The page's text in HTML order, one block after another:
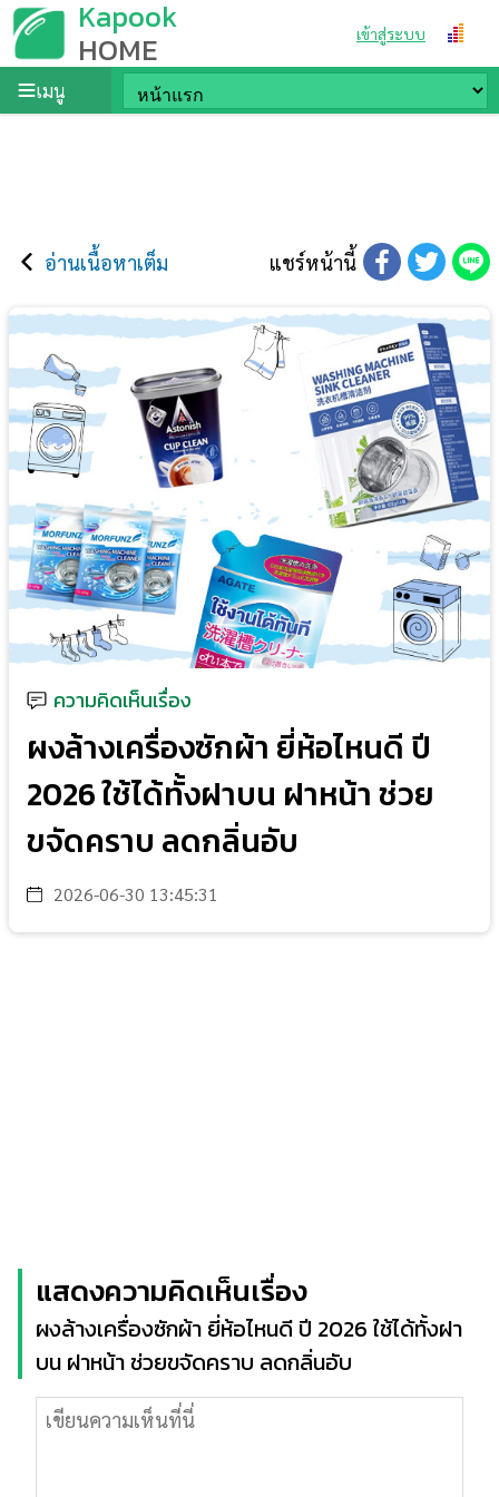
Kapook
HOME เข้าสู่ระบบ
เมนู
อ่านเนื้อหาเต็ม แชร์หน้านี้
ความคิดเห็นเรื่อง
ผงล้างเครื่องซักผ้า ยี่ห้อไหนดี ปี
2026 ใช้ได้ทั้งฝาบน ฝาหน้า ช่วย
ขจัดคราบ ลดกลิ่นอับ
2026-06-30 13:45:31
แสดงความคิดเห็นเรื่อง
ผงล้างเครื่องซักผ้า ยี่ห้อไหนดี ปี 2026 ใช้ได้ทั้งฝา
บน ฝาหน้า ช่วยขจัดคราบ ลดกลิ่นอับ